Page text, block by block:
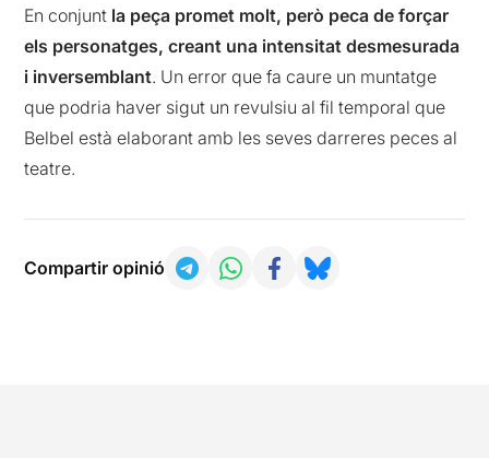
En conjunt la peça promet molt, però peca de forçar
els personatges, creant una intensitat desmesurada
i inversemblant. Un error que fa caure un muntatge
que podria haver sigut un revulsiu al fil temporal que
Belbel està elaborant amb les seves darreres peces al
teatre.
Compartir opinió